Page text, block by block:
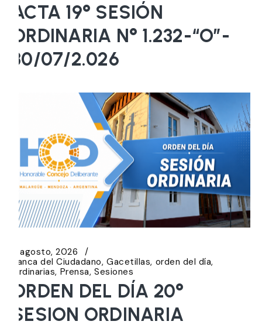
ACTA 19° SESIÓN
ORDINARIA N° 1.232-“O”-
30/07/2.026
5 agosto, 2026
Banca del Ciudadano Gacetillas orden del día
Ordinarias Prensa Sesiones
ORDEN DEL DÍA 20°
SESION ORDINARIA